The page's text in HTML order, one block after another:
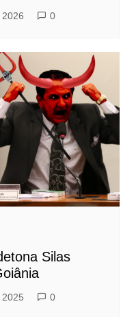
0
Silas
0